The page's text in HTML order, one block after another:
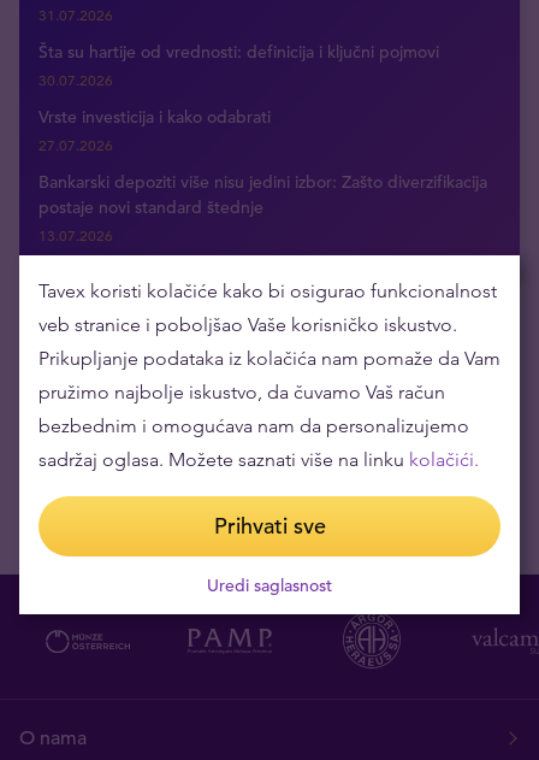
31.07.2026
Šta su hartije od vrednosti: definicija i ključni pojmovi
30.07.2026
Vrste investicija i kako odabrati
27.07.2026
Bankarski depoziti više nisu jedini izbor: Zašto diverzifikacija
postaje novi standard štednje
13.07.2026
Dobijajte najnovije vesti putem e-maila
O nama
Tavex koristi kolačiće kako bi osigurao funkcionalnost
veb stranice i poboljšao Vaše korisničko iskustvo.
Prikupljanje podataka iz kolačića nam pomaže da Vam
pružimo najbolje iskustvo, da čuvamo Vaš račun
bezbednim i omogućava nam da personalizujemo
sadržaj oglasa. Možete saznati više na linku kolačići.
Prihvati sve
Uredi saglasnost